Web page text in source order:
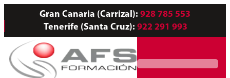
Gran Canaria (Carrizal): 928 785 553
Tenerife (Santa Cruz): 922 291 993